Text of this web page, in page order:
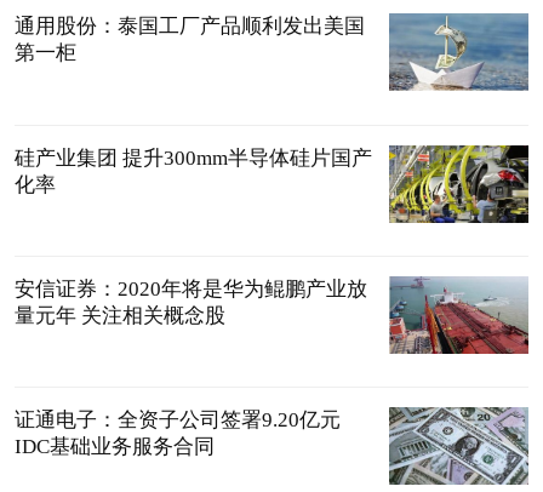
通用股份：泰国工厂产品顺利发出美国
第一柜
硅产业集团 提升300mm半导体硅片国产
化率
安信证券：2020年将是华为鲲鹏产业放
量元年 关注相关概念股
证通电子：全资子公司签署9.20亿元
IDC基础业务服务合同